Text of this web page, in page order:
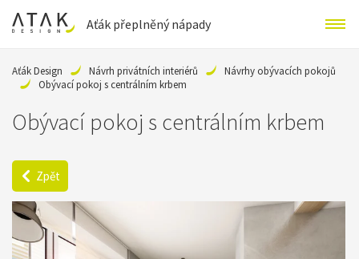
Aťák přeplněný nápady
Aťák Design Návrh privátních interiérů
Návrhy obývacích pokojů
Obývací pokoj s centrálním krbem
Obývací pokoj s centrálním krbem
Zpět